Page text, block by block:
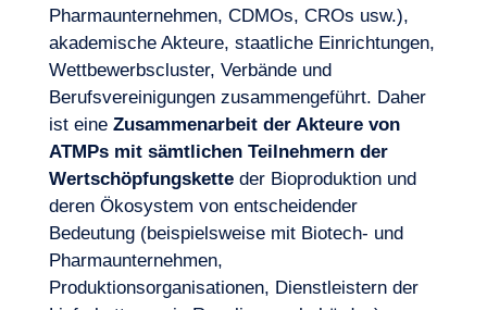
Pharmaunternehmen, CDMOs, CROs usw.),
akademische Akteure, staatliche Einrichtungen,
Wettbewerbscluster, Verbände und
Berufsvereinigungen zusammengeführt. Daher
ist eineZusammenarbeit der Akteure von
ATMPs mit sämtlichen Teilnehmern der
Wertschöpfungsketteder Bioproduktion und
deren Ökosystem von entscheidender
Bedeutung (beispielsweise mit Biotech- und
Pharmaunternehmen,
Produktionsorganisationen, Dienstleistern der